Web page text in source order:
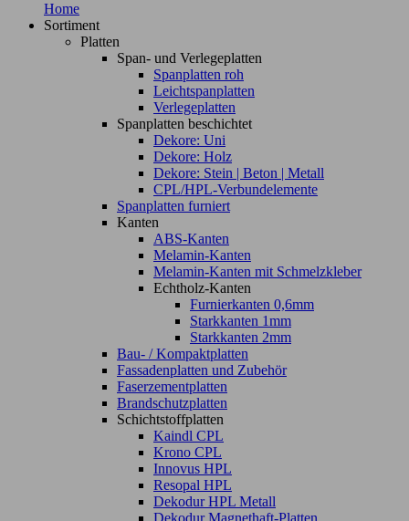
Home
Sortiment
Platten
Span- und Verlegeplatten
Spanplatten roh
Leichtspanplatten
Verlegeplatten
Spanplatten beschichtet
Dekore: Uni
Dekore: Holz
Dekore: Stein | Beton | Metall
CPL/HPL-Verbundelemente
Spanplatten furniert
Kanten
ABS-Kanten
Melamin-Kanten
Melamin-Kanten mit Schmelzkleber
Echtholz-Kanten
Furnierkanten 0,6mm
Starkkanten 1mm
Starkkanten 2mm
Bau- / Kompaktplatten
Fassadenplatten und Zubehör
Faserzementplatten
Brandschutzplatten
Schichtstoffplatten
Kaindl CPL
Krono CPL
Innovus HPL
Resopal HPL
Dekodur HPL Metall